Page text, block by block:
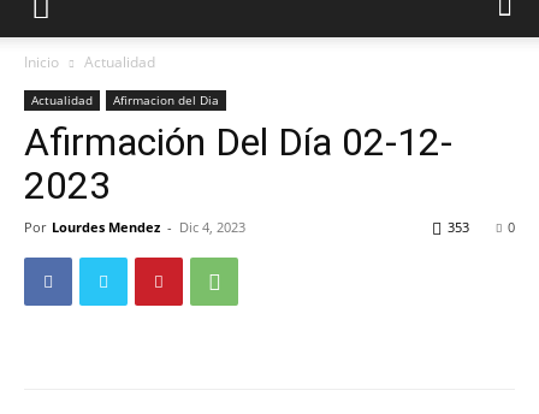
Inicio Actualidad
Actualidad Afirmacion del Dia
Afirmación Del Día 02-12-
2023
Por Lourdes Mendez - Dic 4, 2023 0
353